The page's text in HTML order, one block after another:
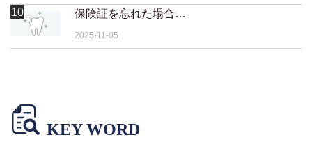
10 保険証を忘れた場合はどうなりますか？
2025-11-05
KEY WORD